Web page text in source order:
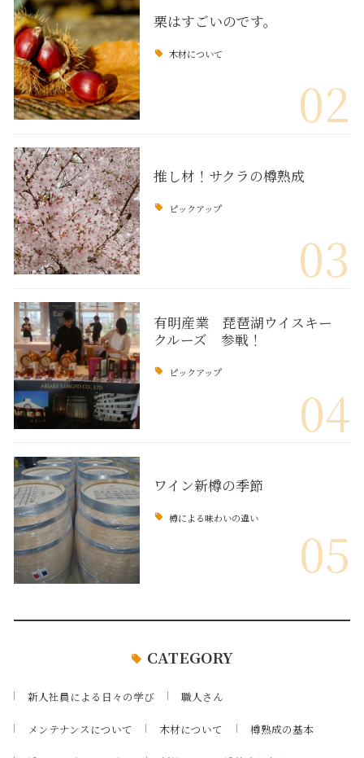
栗はすごいのです。
木材について
02
推し材！サクラの樽熟成
ピックアップ
03
有明産業 琵琶湖ウイスキー
クルーズ 参戦！
ピックアップ
04
ワイン新樽の季節
樽による味わいの違い
05
CATEGORY
新人社員による日々の学び 職人さん
メンテナンスについて 木材について 樽熟成の基本